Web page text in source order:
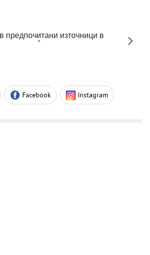
предпочитани източници в
Facebook Instagram